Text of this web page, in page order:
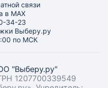
связи
в MAX
34-23
Выберу.ру
по МСК
"Выберу.ру"
1207700339549